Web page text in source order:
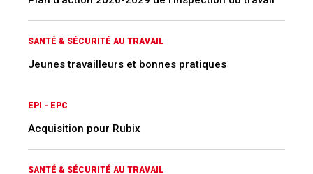
Acquisition pour Rubix
SANTÉ & SÉCURITÉ AU TRAVAIL
Bruit au travail
EXPOPROTECTION
Vincent Baud : remettre l'écoute des salariés au